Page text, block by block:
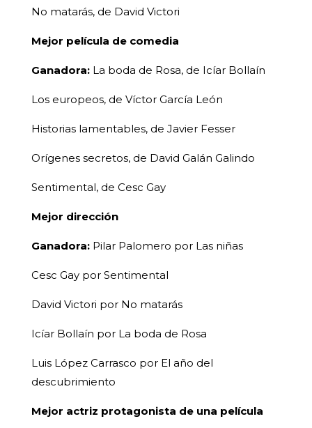
No matarás, de David Victori
Mejor película de comedia
Ganadora:La boda de Rosa, de Icíar Bollaín
Los europeos, de Víctor García León
Historias lamentables, de Javier Fesser
Orígenes secretos, de David Galán Galindo
Sentimental, de Cesc Gay
Mejor dirección
Ganadora:Pilar Palomero por Las niñas
Cesc Gay por Sentimental
David Victori por No matarás
Icíar Bollaín por La boda de Rosa
Luis López Carrasco por El año del
descubrimiento
Mejor actriz protagonista de una película